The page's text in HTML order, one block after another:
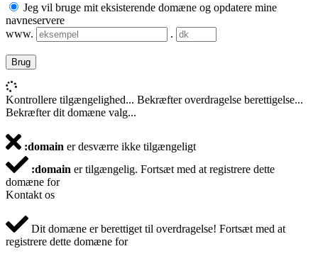
Jeg vil bruge mit eksisterende domæne og opdatere mine
navneservere
www.
.
Brug
Kontrollere tilgængelighed... Bekræfter overdragelse berettigelse...
Bekræfter dit domæne valg...
:domain er desværre ikke tilgængeligt
:domain er tilgængelig. Fortsæt med at registrere dette
domæne for
Kontakt os
Dit domæne er berettiget til overdragelse! Fortsæt med at
registrere dette domæne for